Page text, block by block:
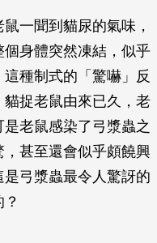
一聞到貓尿的氣味，
身體突然凍結，似乎
種制式的「驚嚇」反
捉老鼠由來已久，老
老鼠感染了弓漿蟲之
甚至還會似乎頗饒興
弓漿蟲最令人驚訝的